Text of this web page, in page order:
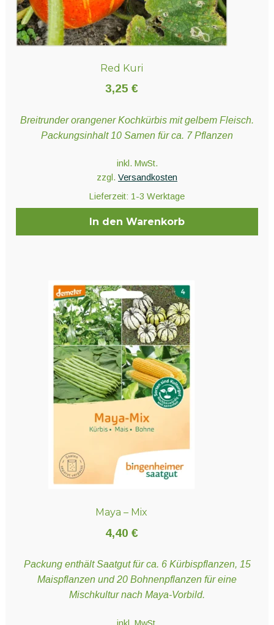
Red Kuri
3,25 €
Breitrunder orangener Kochkürbis mit gelbem Fleisch.
Packungsinhalt 10 Samen für ca. 7 Pflanzen
inkl. MwSt.
zzgl. Versandkosten
Lieferzeit: 1-3 Werktage
In den Warenkorb
Maya – Mix
4,40 €
Packung enthält Saatgut für ca. 6 Kürbispflanzen, 15
Maispflanzen und 20 Bohnenpflanzen für eine
Mischkultur nach Maya-Vorbild.